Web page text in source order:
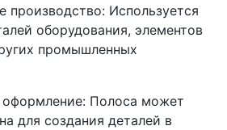
Используется
оборудования, элементов
промышленных
Полоса может
для создания деталей в